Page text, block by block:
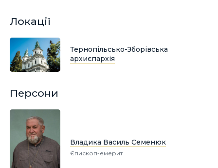
Локації
Тернопільсько-Зборівська
архиєпархія
Персони
Владика Василь Семенюк
Єпископ-емерит